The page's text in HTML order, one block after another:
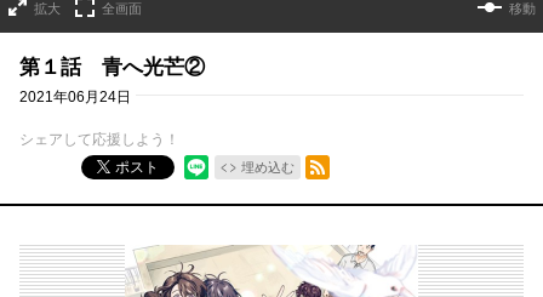
拡大 全画面 移動
第１話 青へ光芒②
2021年06月24日
シェアして応援しよう！
ポスト
埋め込む
RSSフィード